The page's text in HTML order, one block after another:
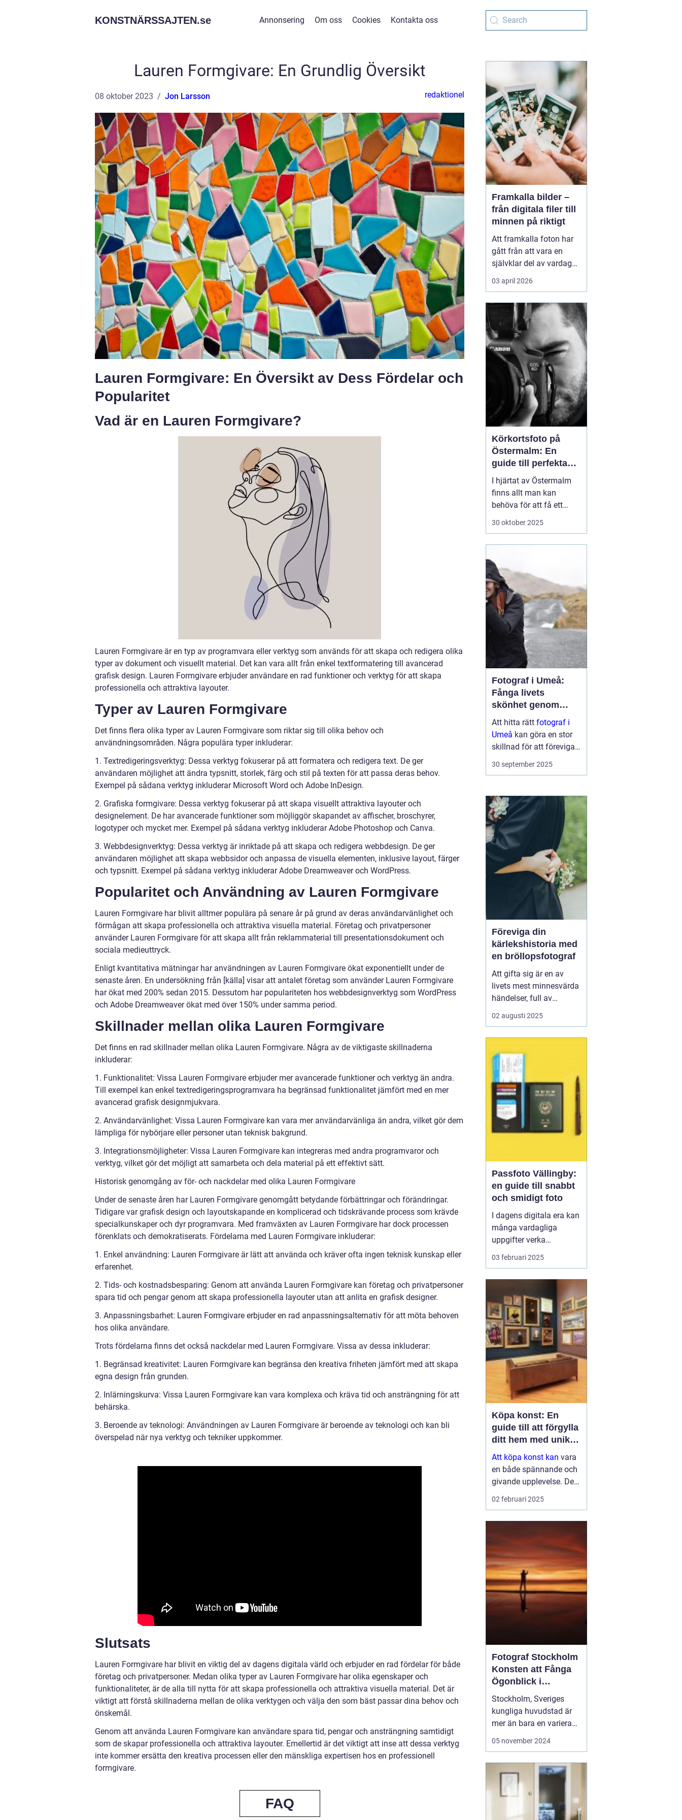
KONSTNÄRSSAJTEN.se Annonsering Om oss Cookies Kontakta oss
Lauren Formgivare: En Grundlig Översikt
08 oktober 2023 Jon Larsson redaktionel
Lauren Formgivare: En Översikt av Dess Fördelar och
Popularitet
Vad är en Lauren Formgivare?
Lauren Formgivare är en typ av programvara eller verktyg som används för att skapa och redigera olika
typer av dokument och visuellt material. Det kan vara allt från enkel textformatering till avancerad
grafisk design. Lauren Formgivare erbjuder användare en rad funktioner och verktyg för att skapa
professionella och attraktiva layouter.
Typer av Lauren Formgivare
Det finns flera olika typer av Lauren Formgivare som riktar sig till olika behov och
användningsområden. Några populära typer inkluderar:
1. Textredigeringsverktyg: Dessa verktyg fokuserar på att formatera och redigera text. De ger
användaren möjlighet att ändra typsnitt, storlek, färg och stil på texten för att passa deras behov.
Exempel på sådana verktyg inkluderar Microsoft Word och Adobe InDesign.
2. Grafiska formgivare: Dessa verktyg fokuserar på att skapa visuellt attraktiva layouter och
designelement. De har avancerade funktioner som möjliggör skapandet av affischer, broschyrer,
logotyper och mycket mer. Exempel på sådana verktyg inkluderar Adobe Photoshop och Canva.
3. Webbdesignverktyg: Dessa verktyg är inriktade på att skapa och redigera webbdesign. De ger
användaren möjlighet att skapa webbsidor och anpassa de visuella elementen, inklusive layout, färger
och typsnitt. Exempel på sådana verktyg inkluderar Adobe Dreamweaver och WordPress.
Popularitet och Användning av Lauren Formgivare
Lauren Formgivare har blivit alltmer populära på senare år på grund av deras användarvänlighet och
förmågan att skapa professionella och attraktiva visuella material. Företag och privatpersoner
använder Lauren Formgivare för att skapa allt från reklammaterial till presentationsdokument och
sociala medieuttryck.
Enligt kvantitativa mätningar har användningen av Lauren Formgivare ökat exponentiellt under de
senaste åren. En undersökning från [källa] visar att antalet företag som använder Lauren Formgivare
har ökat med 200% sedan 2015. Dessutom har populariteten hos webbdesignverktyg som WordPress
och Adobe Dreamweaver ökat med över 150% under samma period.
Skillnader mellan olika Lauren Formgivare
Det finns en rad skillnader mellan olika Lauren Formgivare. Några av de viktigaste skillnaderna
inkluderar:
1. Funktionalitet: Vissa Lauren Formgivare erbjuder mer avancerade funktioner och verktyg än andra.
Till exempel kan enkel textredigeringsprogramvara ha begränsad funktionalitet jämfört med en mer
avancerad grafisk designmjukvara.
2. Användarvänlighet: Vissa Lauren Formgivare kan vara mer användarvänliga än andra, vilket gör dem
lämpliga för nybörjare eller personer utan teknisk bakgrund.
3. Integrationsmöjligheter: Vissa Lauren Formgivare kan integreras med andra programvaror och
verktyg, vilket gör det möjligt att samarbeta och dela material på ett effektivt sätt.
Historisk genomgång av för- och nackdelar med olika Lauren Formgivare
Under de senaste åren har Lauren Formgivare genomgått betydande förbättringar och förändringar.
Tidigare var grafisk design och layoutskapande en komplicerad och tidskrävande process som krävde
specialkunskaper och dyr programvara. Med framväxten av Lauren Formgivare har dock processen
förenklats och demokratiserats. Fördelarna med Lauren Formgivare inkluderar:
1. Enkel användning: Lauren Formgivare är lätt att använda och kräver ofta ingen teknisk kunskap eller
erfarenhet.
2. Tids- och kostnadsbesparing: Genom att använda Lauren Formgivare kan företag och privatpersoner
spara tid och pengar genom att skapa professionella layouter utan att anlita en grafisk designer.
3. Anpassningsbarhet: Lauren Formgivare erbjuder en rad anpassningsalternativ för att möta behoven
hos olika användare.
Trots fördelarna finns det också nackdelar med Lauren Formgivare. Vissa av dessa inkluderar:
1. Begränsad kreativitet: Lauren Formgivare kan begränsa den kreativa friheten jämfört med att skapa
egna design från grunden.
2. Inlärningskurva: Vissa Lauren Formgivare kan vara komplexa och kräva tid och ansträngning för att
behärska.
3. Beroende av teknologi: Användningen av Lauren Formgivare är beroende av teknologi och kan bli
överspelad när nya verktyg och tekniker uppkommer.
Slutsats
Lauren Formgivare har blivit en viktig del av dagens digitala värld och erbjuder en rad fördelar för både
företag och privatpersoner. Medan olika typer av Lauren Formgivare har olika egenskaper och
funktionaliteter, är de alla till nytta för att skapa professionella och attraktiva visuella material. Det är
viktigt att förstå skillnaderna mellan de olika verktygen och välja den som bäst passar dina behov och
önskemål.
Genom att använda Lauren Formgivare kan användare spara tid, pengar och ansträngning samtidigt
som de skapar professionella och attraktiva layouter. Emellertid är det viktigt att inse att dessa verktyg
inte kommer ersätta den kreativa processen eller den mänskliga expertisen hos en professionell
formgivare.
FAQ
Framkalla bilder –
från digitala filer till
minnen på riktigt
Att framkalla foton har
gått från att vara en
självklar del av vardagen
till något många skjuter
upp. Mobilen är full av
tomma. Samtidigt har
viljan att omge sig med
personliga motiv...
03 april 2026
Körkortsfoto på
Östermalm: En
guide till perfekta
ID-bilder
I hjärtat av Östermalm
finns allt man kan
behöva för att få ett
perfekt körkorts- eller ID-
foto till ditt pass eller id-
kort,...
30 oktober 2025
Fotograf i Umeå:
Fånga livets
skönhet genom
linsen
Att hitta rätt fotograf i
Umeå kan göra en stor
skillnad för att föreviga
minnesvärda ögonblick i
ditt liv. En engagerad
fånga de stunder so...
30 september 2025
Föreviga din
kärlekshistoria med
en bröllopsfotograf
Att gifta sig är en av
livets mest minnesvärda
händelser, full av
känslomässiga
ögonblick och detaljer
planerade dagen
oförutsägbara. Här
kommer bröllopsfo...
02 augusti 2025
Passfoto Vällingby:
en guide till snabbt
och smidigt foto
I dagens digitala era kan
många vardagliga
uppgifter verka
överväldigande. Att
men oroa dig inte, det
behö...
03 februari 2025
Köpa konst: En
guide till att förgylla
ditt hem med unik
skönhet
Att köpa konst kan vara
en både spännande och
givande upplevelse. Det
handlar inte bara om att
kultur och ...
02 februari 2025
Fotograf Stockholm
Konsten att Fånga
Ögonblick i
Huvudstaden
Stockholm, Sveriges
kungliga huvudstad är
mer än bara en varierad
samling av pittoreska
pulserande stadsliv; det
är en inspirationskälla
för artister och kreatörer
av alla slag. I synne...
05 november 2024